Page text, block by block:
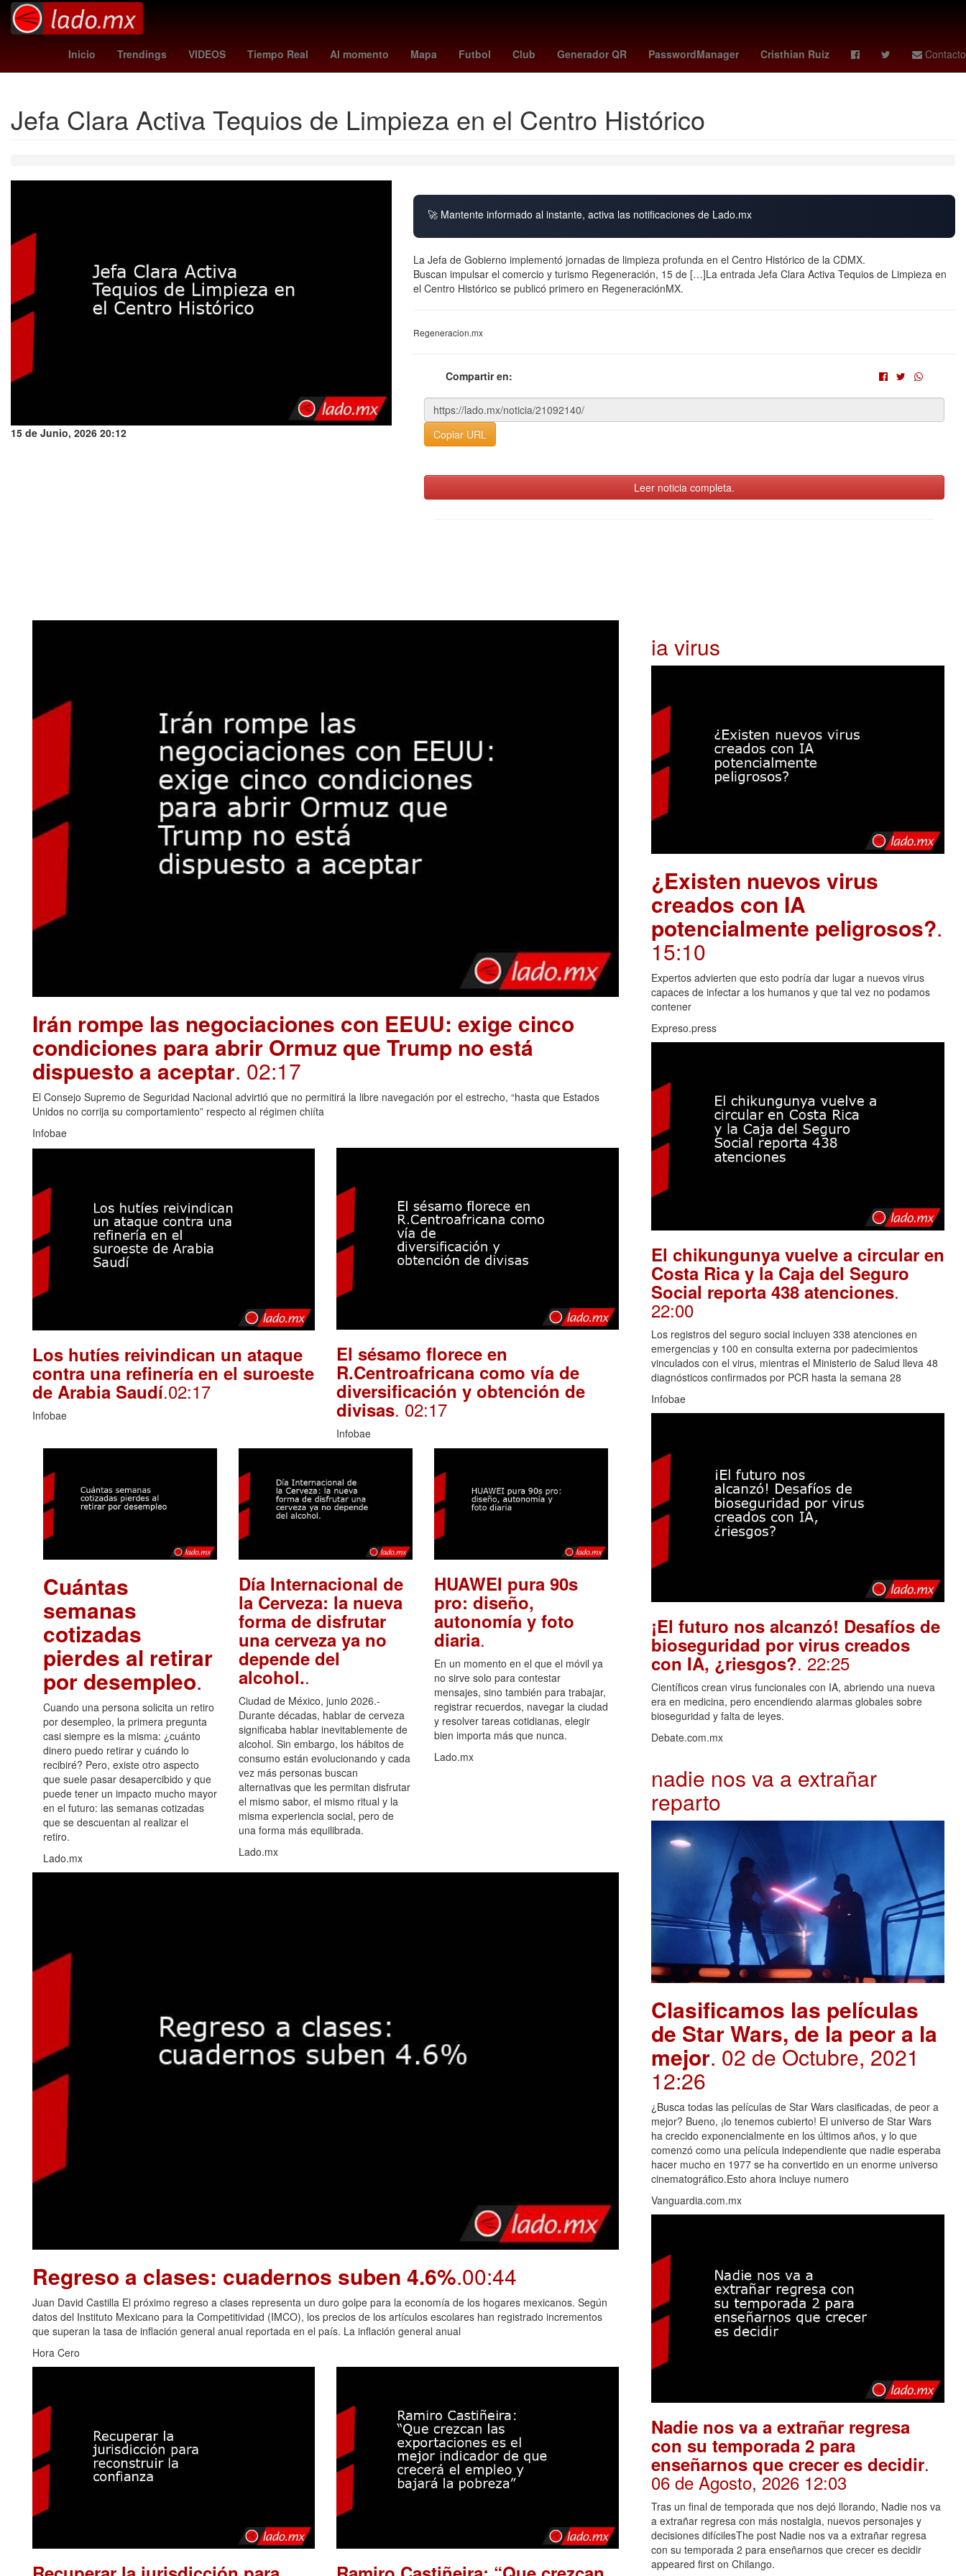
Inicio Trendings VIDEOS Tiempo Real Al momento Mapa Futbol Club Generador QR PasswordManager Cristhian Ruiz Contacto
Evangelio de hoy chargers - vikings China Gobierno cometa interestelar Barbados Dólar estadounidense 2024 Cashless Usumacinta
Jefa Clara Activa Tequios de Limpieza en el Centro Histórico
15 de Junio, 2026 20:12
🚀 Mantente informado al instante, activa las notificaciones de Lado.mx
La Jefa de Gobierno implementó jornadas de limpieza profunda en el Centro Histórico de la CDMX.
Buscan impulsar el comercio y turismo Regeneración, 15 de […]La entrada Jefa Clara Activa Tequios de Limpieza en
el Centro Histórico se publicó primero en RegeneraciónMX.
Regeneracion.mx
Compartir en:
Copiar URL
Leer noticia completa.
Irán rompe las negociaciones con EEUU: exige cinco
condiciones para abrir Ormuz que Trump no está
dispuesto a aceptar. 02:17
El Consejo Supremo de Seguridad Nacional advirtió que no permitirá la libre navegación por el estrecho, “hasta que Estados
Unidos no corrija su comportamiento” respecto al régimen chiíta
Infobae
Los hutíes reivindican un ataque
contra una refinería en el suroeste
de Arabia Saudí.02:17
Infobae
El sésamo florece en
R.Centroafricana como vía de
diversificación y obtención de
divisas. 02:17
Infobae
Cuántas
semanas
cotizadas
pierdes al retirar
por desempleo.
Cuando una persona solicita un retiro
por desempleo, la primera pregunta
casi siempre es la misma: ¿cuánto
dinero puedo retirar y cuándo lo
recibiré? Pero, existe otro aspecto
que suele pasar desapercibido y que
puede tener un impacto mucho mayor
en el futuro: las semanas cotizadas
que se descuentan al realizar el
retiro.
Lado.mx
Día Internacional de
la Cerveza: la nueva
forma de disfrutar
una cerveza ya no
depende del
alcohol..
Ciudad de México, junio 2026.-
Durante décadas, hablar de cerveza
significaba hablar inevitablemente de
alcohol. Sin embargo, los hábitos de
consumo están evolucionando y cada
vez más personas buscan
alternativas que les permitan disfrutar
el mismo sabor, el mismo ritual y la
misma experiencia social, pero de
una forma más equilibrada.
Lado.mx
HUAWEI pura 90s
pro: diseño,
autonomía y foto
diaria.
En un momento en el que el móvil ya
no sirve solo para contestar
mensajes, sino también para trabajar,
registrar recuerdos, navegar la ciudad
y resolver tareas cotidianas, elegir
bien importa más que nunca.
Lado.mx
Regreso a clases: cuadernos suben 4.6%.00:44
Juan David Castilla El próximo regreso a clases representa un duro golpe para la economía de los hogares mexicanos. Según
datos del Instituto Mexicano para la Competitividad (IMCO), los precios de los artículos escolares han registrado incrementos
que superan la tasa de inflación general anual reportada en el país. La inflación general anual
Hora Cero
ia virus
¿Existen nuevos virus
creados con IA
potencialmente peligrosos?.
15:10
Expertos advierten que esto podría dar lugar a nuevos virus
capaces de infectar a los humanos y que tal vez no podamos
contener
Expreso.press
El chikungunya vuelve a circular en
Costa Rica y la Caja del Seguro
Social reporta 438 atenciones.
22:00
Los registros del seguro social incluyen 338 atenciones en
emergencias y 100 en consulta externa por padecimientos
vinculados con el virus, mientras el Ministerio de Salud lleva 48
diagnósticos confirmados por PCR hasta la semana 28
Infobae
¡El futuro nos alcanzó! Desafíos de
bioseguridad por virus creados
con IA, ¿riesgos?. 22:25
Científicos crean virus funcionales con IA, abriendo una nueva
era en medicina, pero encendiendo alarmas globales sobre
bioseguridad y falta de leyes.
Debate.com.mx
nadie nos va a extrañar
reparto
Clasificamos las películas
de Star Wars, de la peor a la
mejor. 02 de Octubre, 2021
12:26
¿Busca todas las películas de Star Wars clasificadas, de peor a
mejor? Bueno, ¡lo tenemos cubierto! El universo de Star Wars
ha crecido exponencialmente en los últimos años, y lo que
comenzó como una película independiente que nadie esperaba
hacer mucho en 1977 se ha convertido en un enorme universo
cinematográfico.Esto ahora incluye numero
Vanguardia.com.mx
Nadie nos va a extrañar regresa
con su temporada 2 para
enseñarnos que crecer es decidir.
06 de Agosto, 2026 12:03
Tras un final de temporada que nos dejó llorando, Nadie nos va
a extrañar regresa con más nostalgia, nuevos personajes y
decisiones difícilesThe post Nadie nos va a extrañar regresa
con su temporada 2 para enseñarnos que crecer es decidir
appeared first on Chilango.